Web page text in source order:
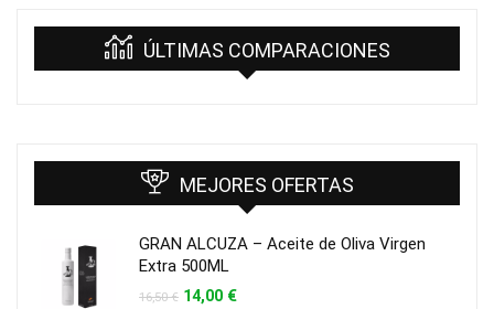
ÚLTIMAS COMPARACIONES
MEJORES OFERTAS
GRAN ALCUZA – Aceite de Oliva Virgen
Extra 500ML
16,50€ El
14,00 €El